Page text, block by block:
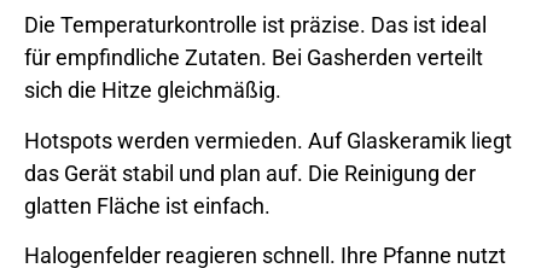
Die Temperaturkontrolle ist präzise. Das ist ideal
für empfindliche Zutaten. Bei Gasherden verteilt
sich die Hitze gleichmäßig.
Hotspots werden vermieden. Auf Glaskeramik liegt
das Gerät stabil und plan auf. Die Reinigung der
glatten Fläche ist einfach.
Halogenfelder reagieren schnell. Ihre Pfanne nutzt